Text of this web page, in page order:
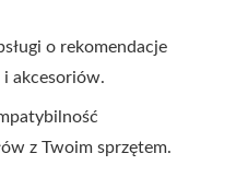
o rekomendacje
akcesoriów.
z Twoim sprzętem.